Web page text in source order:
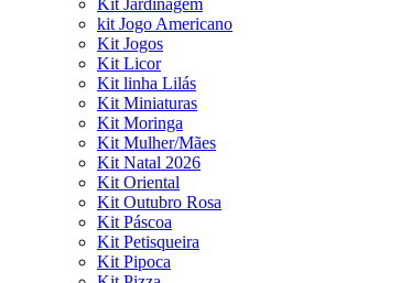
Kit Jardinagem
kit Jogo Americano
Kit Jogos
Kit Licor
Kit linha Lilás
Kit Miniaturas
Kit Moringa
Kit Mulher/Mães
Kit Natal 2026
Kit Oriental
Kit Outubro Rosa
Kit Páscoa
Kit Petisqueira
Kit Pipoca